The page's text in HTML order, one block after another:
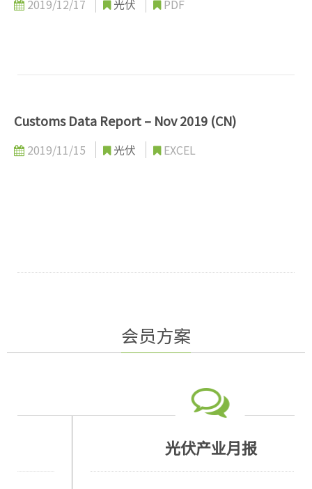
2019/12/17 光伏 PDF
Customs Data Report – Nov 2019 (CN)
2019/11/15 光伏 EXCEL
会员方案
光伏产业月报